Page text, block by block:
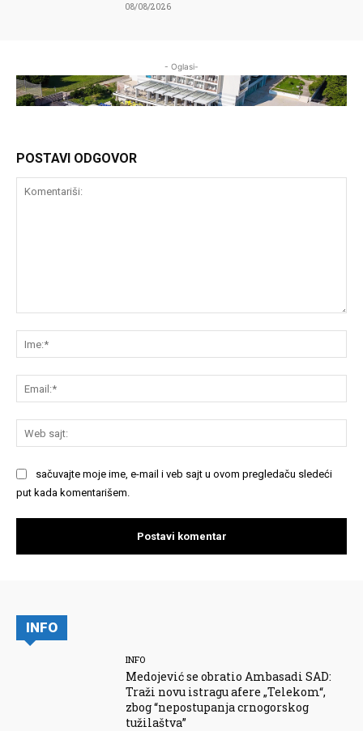
08/08/2026
- Oglasi-
POSTAVI ODGOVOR
sačuvajte moje ime, e-mail i veb sajt u ovom pregledaču sledeći
put kada komentarišem.
INFO
INFO
Medojević se obratio Ambasadi SAD:
Traži novu istragu afere „Telekom“,
zbog “nepostupanja crnogorskog
tužilaštva”